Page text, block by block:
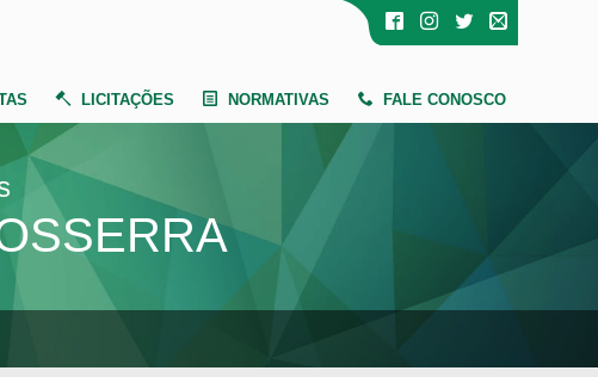
LICITAÇÕES NORMATIVAS FALE CONOSCO